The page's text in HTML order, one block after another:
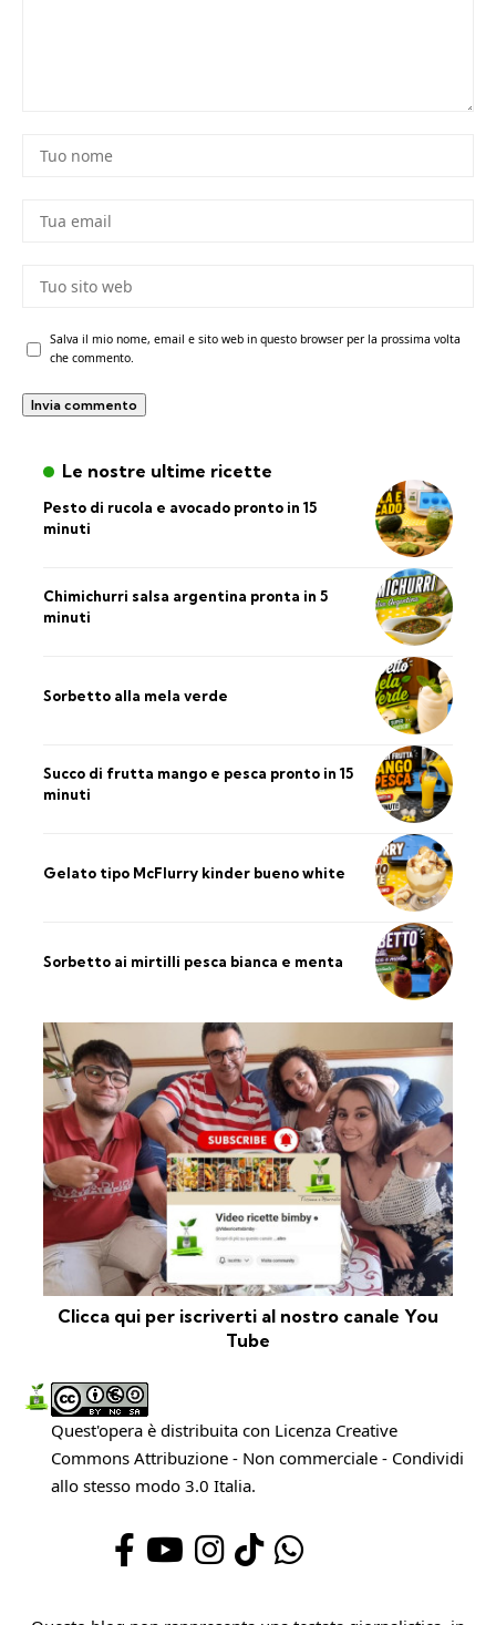
Salva il mio nome, email e sito web in questo browser per la prossima volta
che commento.
Le nostre ultime ricette
Pesto di rucola e avocado pronto in 15
minuti
Chimichurri salsa argentina pronta in 5
minuti
Sorbetto alla mela verde
Succo di frutta mango e pesca pronto in 15
minuti
Gelato tipo McFlurry kinder bueno white
Sorbetto ai mirtilli pesca bianca e menta
Clicca qui per iscriverti al nostro canale You
Tube
Quest'opera è distribuita con Licenza Creative
Commons Attribuzione - Non commerciale - Condividi
allo stesso modo 3.0 Italia.